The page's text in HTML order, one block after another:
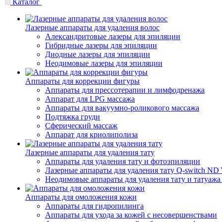
Каталог
Лазерные аппараты для удаления волос
Александритовые лазеры для эпиляции
Гибридные лазеры для эпиляции
Диодные лазеры для эпиляции
Неодимовые лазеры для эпиляции
Аппараты для коррекции фигуры
Аппараты для прессотерапии и лимфодренажа
Аппарат для LPG массажа
Аппараты для вакуумно-роликового массажа
Подтяжка груди
Сферический массаж
Аппарат для криолиполиза
Лазерные аппараты для удаления тату
Аппараты для удаления тату и фотоэпиляции
Лазерные аппараты для удаления тату Q-switch ND
Неодимовые аппараты для удаления тату и
Аппараты для омоложения кожи
Аппараты для гидропилинга
Аппараты для ухода за кожей с несовершенствами